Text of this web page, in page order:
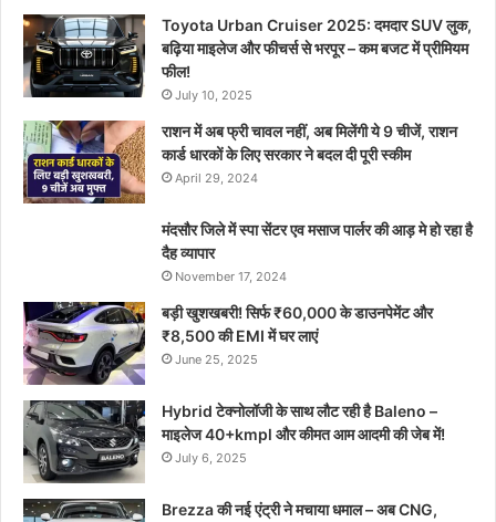
Toyota Urban Cruiser 2025: दमदार SUV लुक,
बढ़िया माइलेज और फीचर्स से भरपूर – कम बजट में प्रीमियम
फील!
July 10, 2025
राशन में अब फ्री चावल नहीं, अब मिलेंगी ये 9 चीजें, राशन
कार्ड धारकों के लिए सरकार ने बदल दी पूरी स्कीम
April 29, 2024
मंदसौर जिले में स्पा सेंटर एव मसाज पार्लर की आड़ मे हो रहा है
दैह व्यापार
November 17, 2024
बड़ी खुशखबरी! सिर्फ ₹60,000 के डाउनपेमेंट और
₹8,500 की EMI में घर लाएं
June 25, 2025
Hybrid टेक्नोलॉजी के साथ लौट रही है Baleno –
माइलेज 40+kmpl और कीमत आम आदमी की जेब में!
July 6, 2025
Brezza की नई एंट्री ने मचाया धमाल – अब CNG,